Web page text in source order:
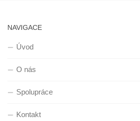
NAVIGACE
Úvod
O nás
Spolupráce
Kontakt